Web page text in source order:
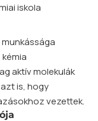
iskola
aktív molekulák
is, hogy
vezettek.